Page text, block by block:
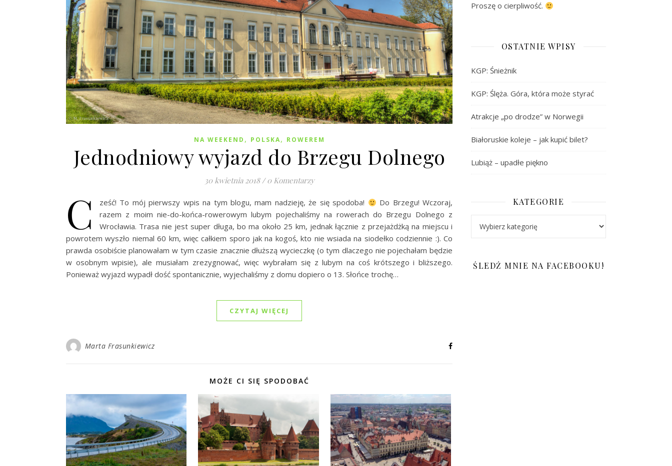
NA WEEKEND , POLSKA, ROWEREM
Jednodniowy wyjazd do Brzegu Dolnego
30 kwietnia 2018 / 0 Komentarzy
C ześć! To mój pierwszy wpis na tym blogu, mam nadzieję, że się spodoba!
Do Brzegu! Wczoraj,
razem z moim nie-do-końca-rowerowym lubym pojechaliśmy na rowerach do Brzegu Dolnego z
Wrocławia. Trasa nie jest super długa, bo ma około 25 km, jednak łącznie z przejażdżką na miejscu i
powrotem wyszło niemal 60 km, więc całkiem sporo jak na kogoś, kto nie wsiada na siodełko codziennie :). Co
prawda osobiście planowałam w tym czasie znacznie dłuższą wycieczkę (o tym dlaczego nie pojechałam będzie
w osobnym wpisie), ale musiałam zrezygnować, więc wybrałam się z lubym na coś krótszego i bliższego.
Ponieważ wyjazd wypadł dość spontanicznie, wyjechaliśmy z domu dopiero o 13. Słońce trochę…
CZYTAJ WIĘCEJ
Marta Frasunkiewicz
MOŻE CI SIĘ SPODOBAĆ
Proszę o cierpliwość.
OSTATNIE WPISY
KGP: Śnieżnik
KGP: Ślęża. Góra, która może styrać
Atrakcje „po drodze” w Norwegii
Białoruskie koleje – jak kupić bilet?
Lubiąż – upadłe piękno
KATEGORIE
ŚLEDŹ MNIE NA FACEBOOKU!